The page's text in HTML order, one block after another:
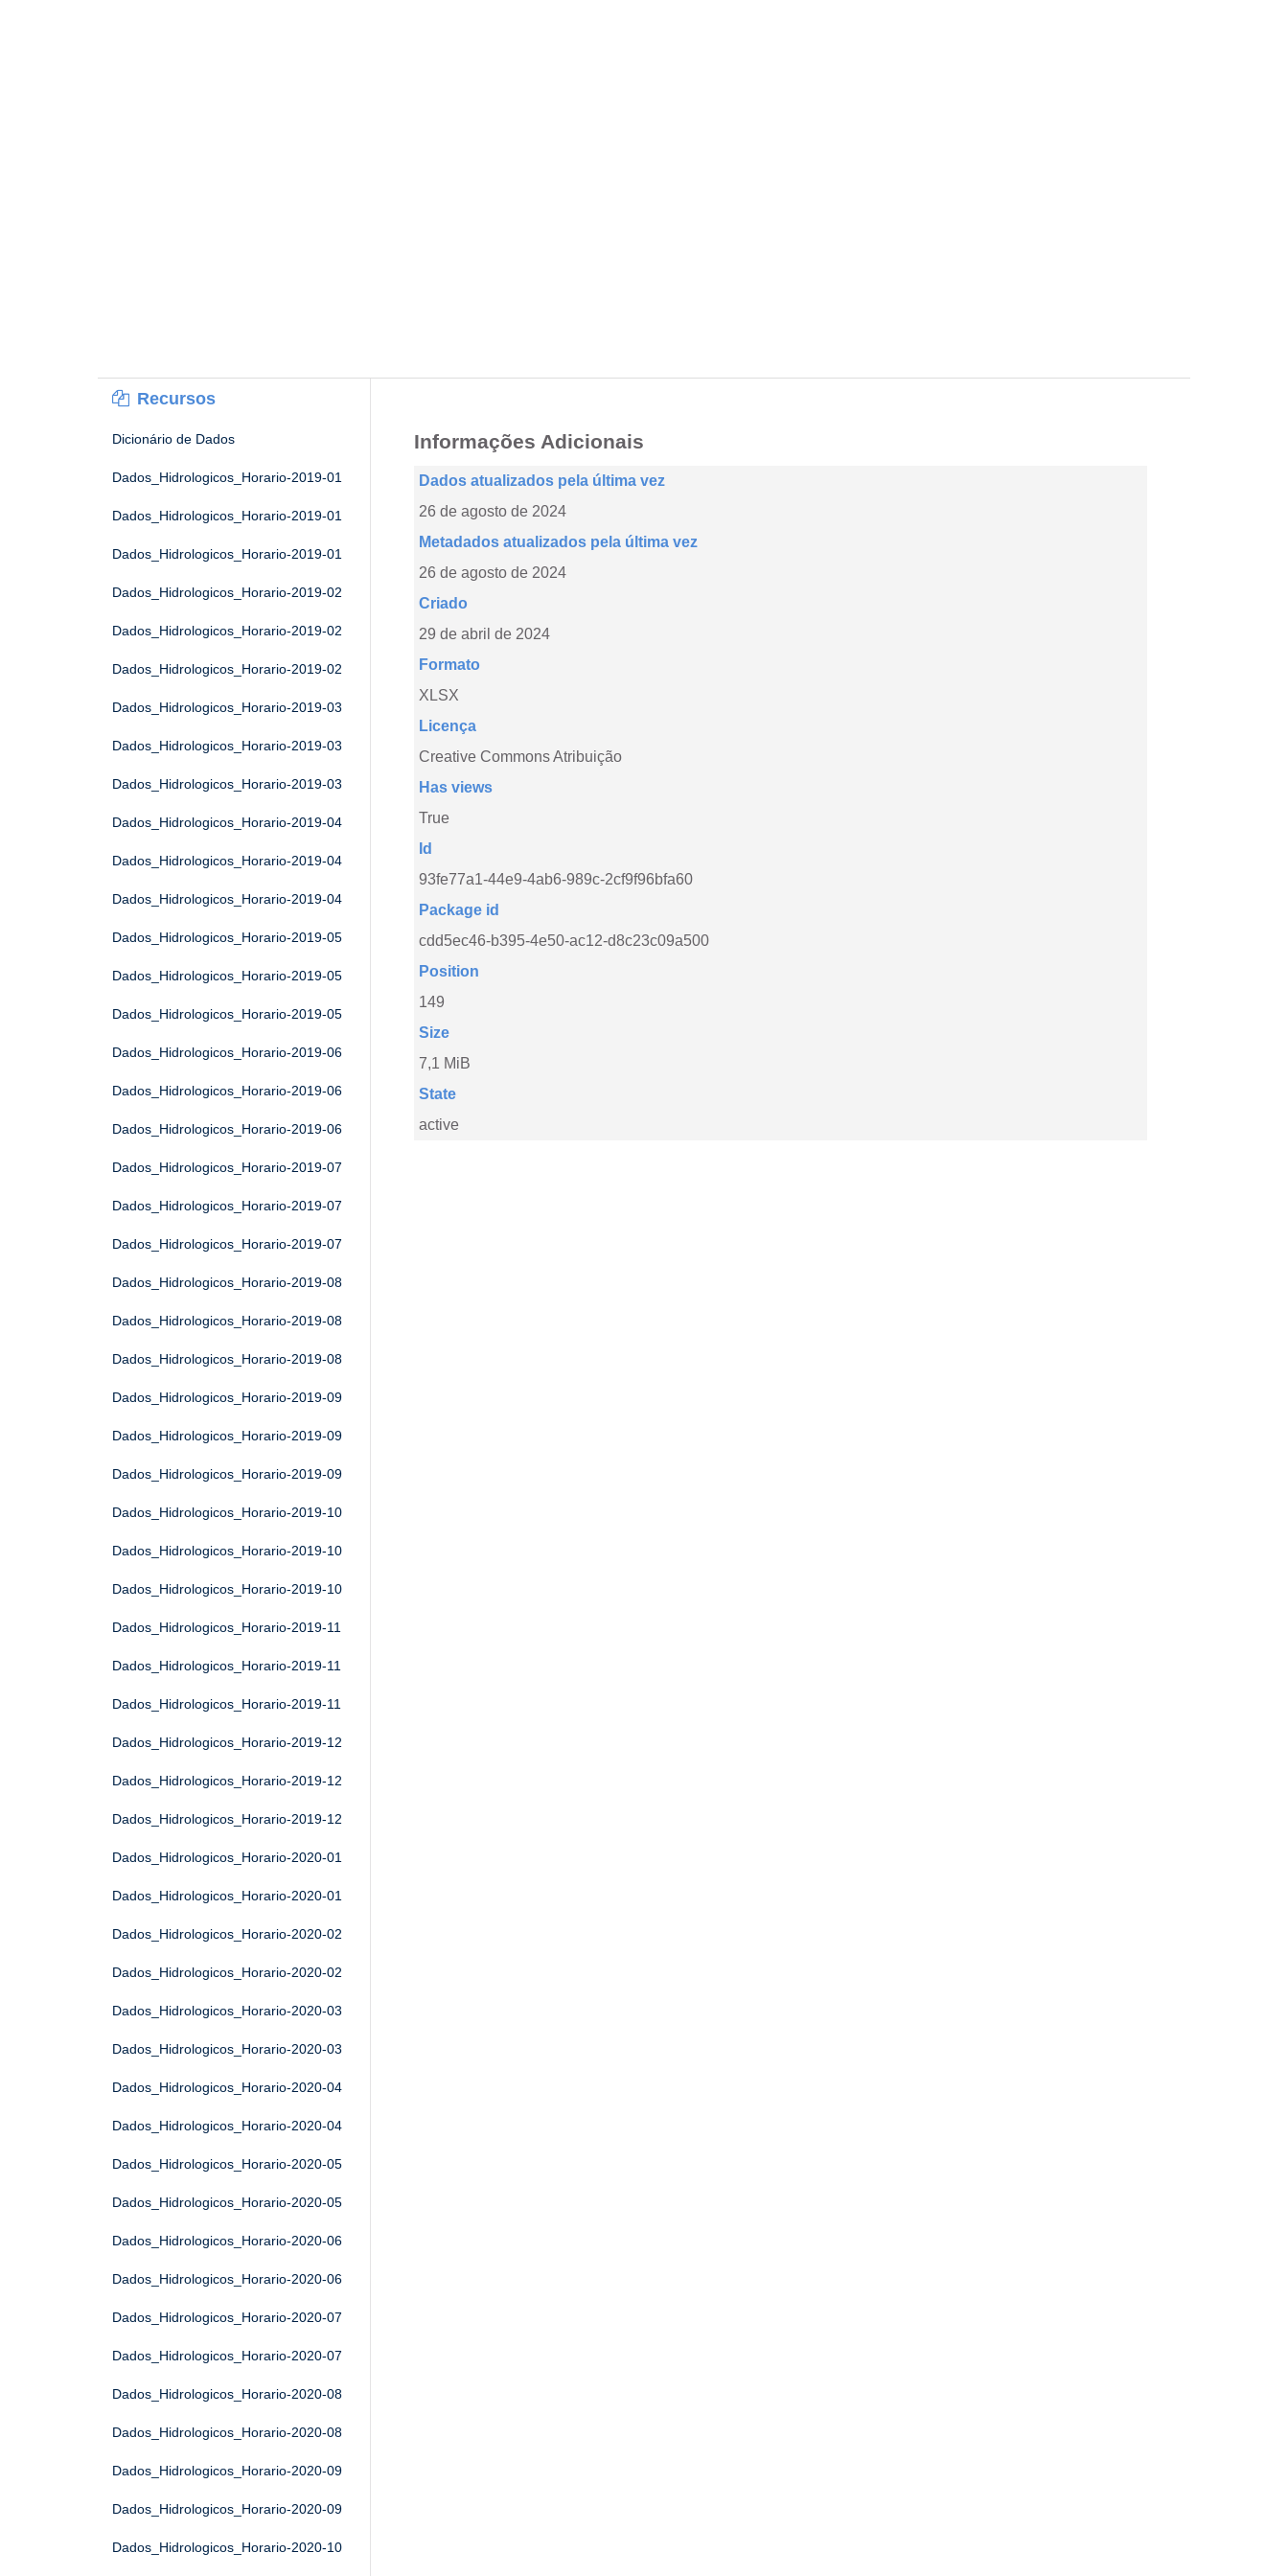
Recursos
Dicionário de Dados
Dados_Hidrologicos_Horario-2019-01
Dados_Hidrologicos_Horario-2019-01
Dados_Hidrologicos_Horario-2019-01
Dados_Hidrologicos_Horario-2019-02
Dados_Hidrologicos_Horario-2019-02
Dados_Hidrologicos_Horario-2019-02
Dados_Hidrologicos_Horario-2019-03
Dados_Hidrologicos_Horario-2019-03
Dados_Hidrologicos_Horario-2019-03
Dados_Hidrologicos_Horario-2019-04
Dados_Hidrologicos_Horario-2019-04
Dados_Hidrologicos_Horario-2019-04
Dados_Hidrologicos_Horario-2019-05
Dados_Hidrologicos_Horario-2019-05
Dados_Hidrologicos_Horario-2019-05
Dados_Hidrologicos_Horario-2019-06
Dados_Hidrologicos_Horario-2019-06
Dados_Hidrologicos_Horario-2019-06
Dados_Hidrologicos_Horario-2019-07
Dados_Hidrologicos_Horario-2019-07
Dados_Hidrologicos_Horario-2019-07
Dados_Hidrologicos_Horario-2019-08
Dados_Hidrologicos_Horario-2019-08
Dados_Hidrologicos_Horario-2019-08
Dados_Hidrologicos_Horario-2019-09
Dados_Hidrologicos_Horario-2019-09
Dados_Hidrologicos_Horario-2019-09
Dados_Hidrologicos_Horario-2019-10
Dados_Hidrologicos_Horario-2019-10
Dados_Hidrologicos_Horario-2019-10
Dados_Hidrologicos_Horario-2019-11
Dados_Hidrologicos_Horario-2019-11
Dados_Hidrologicos_Horario-2019-11
Dados_Hidrologicos_Horario-2019-12
Dados_Hidrologicos_Horario-2019-12
Dados_Hidrologicos_Horario-2019-12
Dados_Hidrologicos_Horario-2020-01
Dados_Hidrologicos_Horario-2020-01
Dados_Hidrologicos_Horario-2020-02
Dados_Hidrologicos_Horario-2020-02
Dados_Hidrologicos_Horario-2020-03
Dados_Hidrologicos_Horario-2020-03
Dados_Hidrologicos_Horario-2020-04
Dados_Hidrologicos_Horario-2020-04
Dados_Hidrologicos_Horario-2020-05
Dados_Hidrologicos_Horario-2020-05
Dados_Hidrologicos_Horario-2020-06
Dados_Hidrologicos_Horario-2020-06
Dados_Hidrologicos_Horario-2020-07
Dados_Hidrologicos_Horario-2020-07
Dados_Hidrologicos_Horario-2020-08
Dados_Hidrologicos_Horario-2020-08
Dados_Hidrologicos_Horario-2020-09
Dados_Hidrologicos_Horario-2020-09
Dados_Hidrologicos_Horario-2020-10
Informações Adicionais
Dados atualizados pela última vez
26 de agosto de 2024
Metadados atualizados pela última vez
26 de agosto de 2024
Criado
29 de abril de 2024
Formato
XLSX
Licença
Creative Commons Atribuição
Has views
True
Id
93fe77a1-44e9-4ab6-989c-2cf9f96bfa60
Package id
cdd5ec46-b395-4e50-ac12-d8c23c09a500
Position
149
Size
7,1 MiB
State
active